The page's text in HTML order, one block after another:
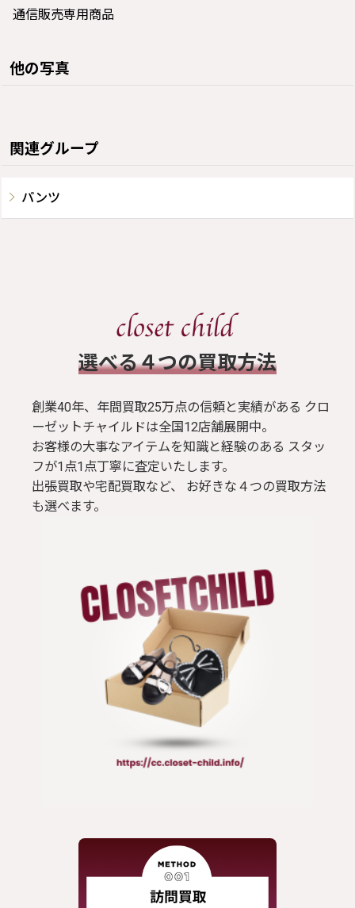
通信販売専用商品
他の写真
関連グループ
パンツ
​選べる４つの買取方法
創業40年、年間買取25万点の信頼と実績がある クロ
ーゼットチャイルドは全国12店舗展開中。
お客様の大事なアイテムを知識と経験のある スタッ
フが1点1点丁寧に査定いたします。
出張買取や宅配買取など、 お好きな４つの買取方法
も選べます。